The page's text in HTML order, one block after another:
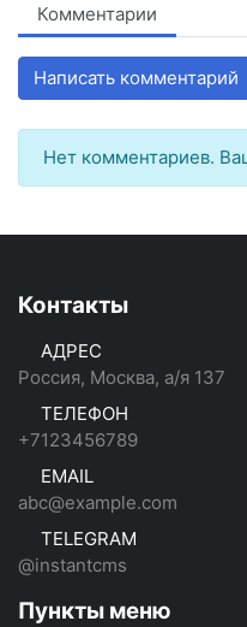
Комментарии
Написать комментарий
Нет комментариев.
Контакты
АДРЕС
Россия, Москва, а/я 137
ТЕЛЕФОН
+7123456789
EMAIL
abc@example.com
TELEGRAM
@instantcms
Пункты меню